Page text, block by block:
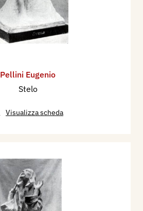
Pellini Eugenio
Stelo
Visualizza scheda